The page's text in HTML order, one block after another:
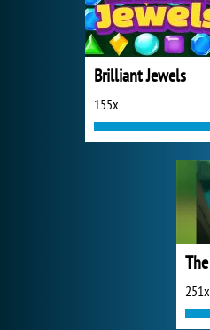
Brilliant Jewels
155x
251x